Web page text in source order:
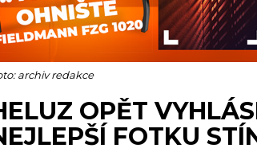
archiv redakce
OPĚT
FOTKU